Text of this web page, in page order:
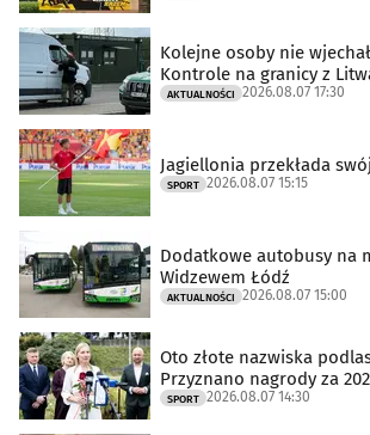
Kolejne osoby nie
Kontrole na granicy z
AKTUALNOŚCI 2026.08.07 17:30
Jagiellonia przekłada
SPORT 2026.08.07 15:15
Dodatkowe autobusy na
Widzewem Łódź
AKTUALNOŚCI 2026.08.07 15:00
Oto złote nazwiska
Przyznano nagrody za
SPORT 2026.08.07 14:30